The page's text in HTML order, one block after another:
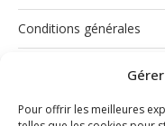
Pour offrir les meilleures
Conditions générales
Politique de cookies (UE)